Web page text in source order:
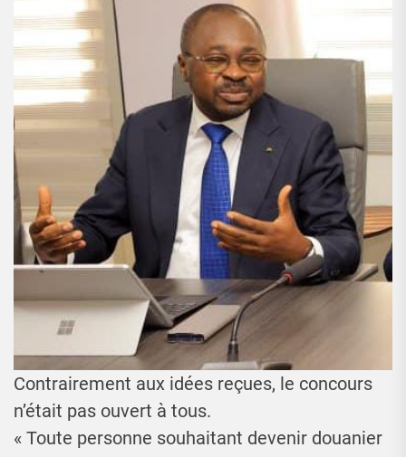
Contrairement aux idées reçues, le concours
n’était pas ouvert à tous.
« Toute personne souhaitant devenir douanier